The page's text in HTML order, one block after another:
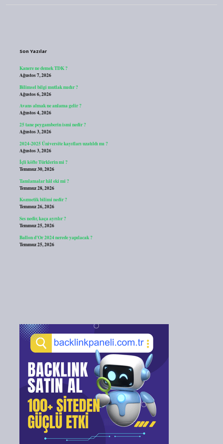
Son Yazılar
Kanere ne demek TDK ?
Ağustos 7, 2026
Bilimsel bilgi mutlak mıdır ?
Ağustos 6, 2026
Avans almak ne anlama gelir ?
Ağustos 4, 2026
25 tane peygamberin ismi nedir ?
Ağustos 3, 2026
2024-2025 Üniversite kayıtları uzatıldı mı ?
Ağustos 3, 2026
İçli köfte Türklerin mi ?
Temmuz 30, 2026
Tamlamalar hâl eki mi ?
Temmuz 28, 2026
Kozmetik bilimi nedir ?
Temmuz 26, 2026
Ses nedir, kaça ayrılır ?
Temmuz 25, 2026
Ballon d’Or 2024 nerede yapılacak ?
Temmuz 25, 2026